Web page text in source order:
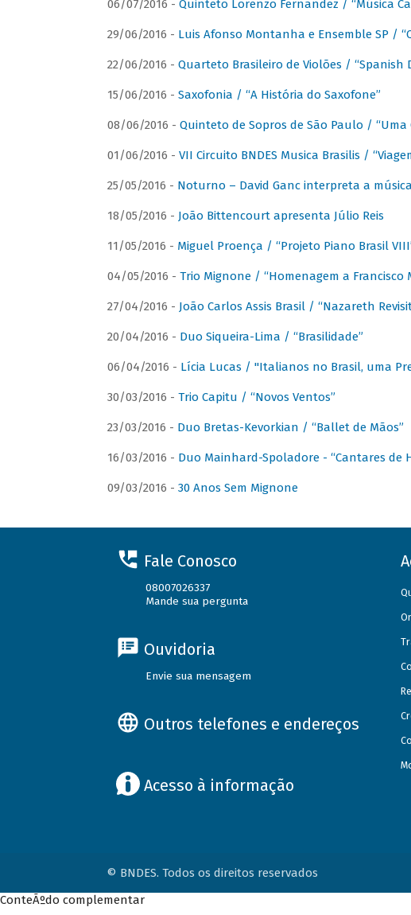
06/07/2016 - Quinteto Lorenzo Fernandez / “Música
29/06/2016 - Luis Afonso Montanha e Ensemble SP /
22/06/2016 - Quarteto Brasileiro de Violões / “Spanish
15/06/2016 - Saxofonia / “A História do Saxofone”
08/06/2016 - Quinteto de Sopros de São Paulo / “Uma
01/06/2016 - VII Circuito BNDES Musica Brasilis /
25/05/2016 - Noturno – David Ganc interpreta a
18/05/2016 - João Bittencourt apresenta Júlio Reis
11/05/2016 - Miguel Proença / “Projeto Piano Brasil
04/05/2016 - Trio Mignone / “Homenagem a Francisco
27/04/2016 - João Carlos Assis Brasil / “Nazareth
20/04/2016 - Duo Siqueira-Lima / “Brasilidade”
06/04/2016 - Lícia Lucas / "Italianos no Brasil, uma
30/03/2016 - Trio Capitu / “Novos Ventos”
23/03/2016 - Duo Bretas-Kevorkian / “Ballet de Mãos”
16/03/2016 - Duo Mainhard-Spoladore - “Cantares de
09/03/2016 - 30 Anos Sem Mignone
Fale Conosco
08007026337
Mande sua pergunta
Ouvidoria
Envie sua mensagem
Outros telefones e endereços
Acesso à informação
© BNDES. Todos os direitos reservados
ConteÃºdo complementar